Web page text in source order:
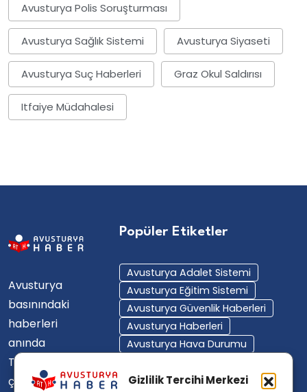
Gizlilik Tercihi Merkezi
Avusturya Polis Soruşturması
Avusturya Sağlık Sistemi Avusturya Siyaseti
Avusturya Suç Haberleri Graz Okul Saldırısı
Itfaiye Müdahalesi
Avusturya
basınındaki
haberleri
anında
Türkçe'ye
çevirerek,
Popüler Etiketler
Avusturya Adalet Sistemi
Avusturya Eğitim Sistemi
Avusturya Güvenlik Haberleri
Avusturya Haberleri
Avusturya Hava Durumu
Avusturya Polisi